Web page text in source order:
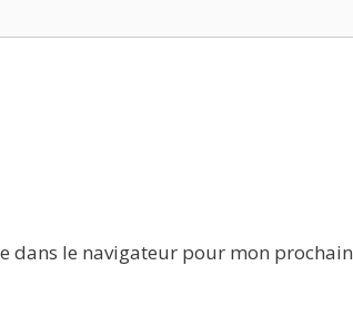
dans le navigateur pour mon prochain